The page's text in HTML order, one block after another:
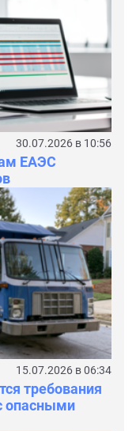
30.07.2026 в 10:56
ЕАЭС
15.07.2026 в 06:34
требования
опасными